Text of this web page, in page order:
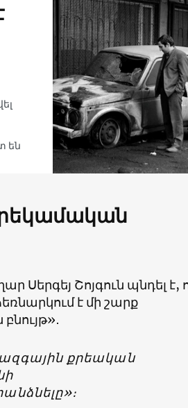
են
Շոյգուն պնդել է,
է մի շարք
քրեական